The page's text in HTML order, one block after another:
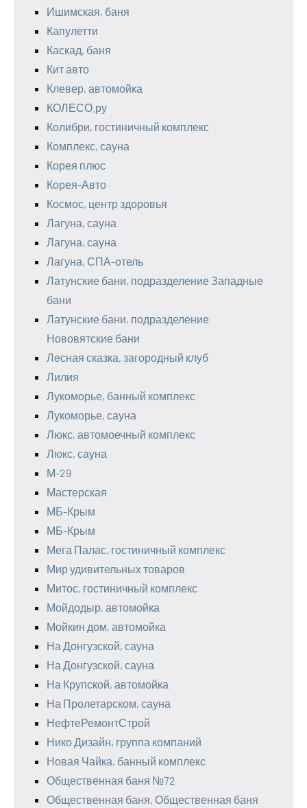
Ишимская, баня
Капулетти
Каскад, баня
Кит авто
Клевер, автомойка
КОЛЕСО.ру
Колибри, гостиничный комплекс
Комплекс, сауна
Корея плюс
Корея-Авто
Космос, центр здоровья
Лагуна, сауна
Лагуна, сауна
Лагуна, СПА-отель
Латунские бани, подразделение Западные
бани
Латунские бани, подразделение
Нововятские бани
Лесная сказка, загородный клуб
Лилия
Лукоморье, банный комплекс
Лукоморье, сауна
Люкс, автомоечный комплекс
Люкс, сауна
М-29
Мастерская
МБ-Крым
МБ-Крым
Мега Палас, гостиничный комплекс
Мир удивительных товаров
Митос, гостиничный комплекс
Мойдодыр, автомойка
Мойкин дом, автомойка
На Донгузской, сауна
На Донгузской, сауна
На Крупской, автомойка
На Пролетарском, сауна
НефтеРемонтСтрой
Нико Дизайн, группа компаний
Новая Чайка, банный комплекс
Общественная баня №72
Общественная баня, Общественная баня